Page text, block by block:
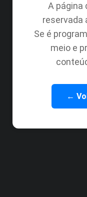
A página
reservada
Se é
meio e
←